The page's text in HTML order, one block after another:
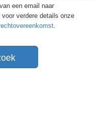
een email naar
verdere details onze
.